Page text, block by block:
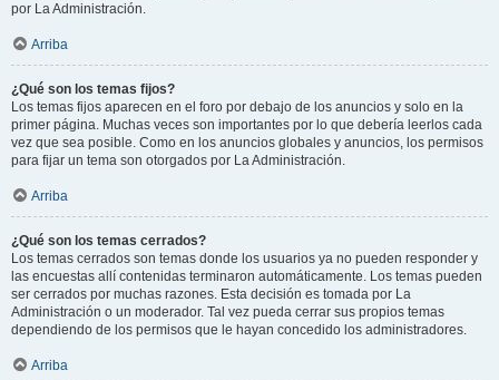
por La Administración.
Arriba
¿Qué son los temas fijos?
Los temas fijos aparecen en el foro por debajo de los anuncios y solo en la
primer página. Muchas veces son importantes por lo que debería leerlos cada
vez que sea posible. Como en los anuncios globales y anuncios, los permisos
para fijar un tema son otorgados por La Administración.
Arriba
¿Qué son los temas cerrados?
Los temas cerrados son temas donde los usuarios ya no pueden responder y
las encuestas allí contenidas terminaron automáticamente. Los temas pueden
ser cerrados por muchas razones. Esta decisión es tomada por La
Administración o un moderador. Tal vez pueda cerrar sus propios temas
dependiendo de los permisos que le hayan concedido los administradores.
Arriba